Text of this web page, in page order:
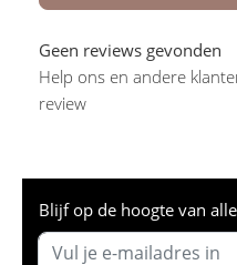
Geen reviews gevonden
Help ons en andere
review
Blijf op de hoogte van